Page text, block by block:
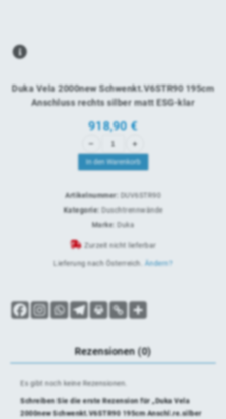
Duka Vela 2000new Schwenkt.V6STR90 195cm
Anschluss rechts silber matt ESG-klar
918,90€
In den Warenkorb
Artikelnummer:
DUV6STR90
Kategorie:
Duschtrennwände
Marke:
Duka
Zurzeit nicht lieferbar
Lieferung nach Österreich Ändern?
Rezensionen (0)
Es gibt noch keine Rezensionen.
Schreiben Sie die erste Rezension für „Duka Vela
2000new Schwenkt.V6STR90 195cm Anschl.re.silber